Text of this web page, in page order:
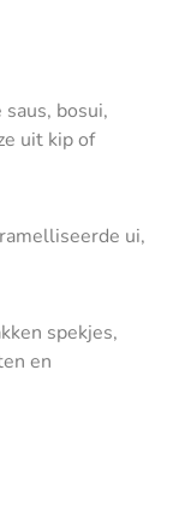
bosui,
uit kip of
ui,
spekjes,
en